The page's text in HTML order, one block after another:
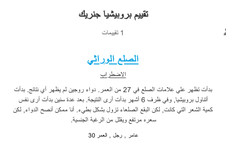
تقييم بروبيشيا جنريك
1 تقييمات
الصلع الوراثي
الاضطراب
بدأت تظهر علي علامات الصلع في 27 من العمر. دواء روجين لم يظهر أي نتائج. بدأت
أتناول بروبيشيا, وفي ظرف 6 أشهر بدأت أرى النتيجة. بعد عدة سنين بدأت أرى نفس
كمية الشعر التي كانت, لكن البقع الصلعاء تزول بشكل بطيء. أنا ممكن أنصح الدواء, لكن
سعره مرتفع ويقلل من الرغبة الجنسية.
عامر رجل
العمر 30